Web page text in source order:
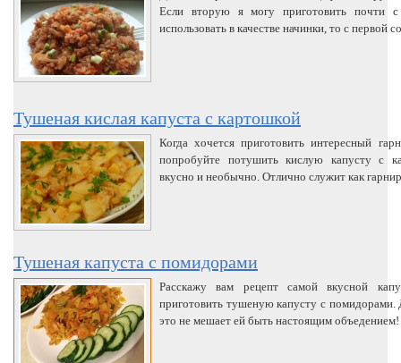
Если вторую я могу приготовить
использовать в качестве начинки, то с первой
Тушеная кислая капуста с картошкой
Когда хочется приготовить интересный
попробуйте потушить кислую капусту с
вкусно и необычно. Отлично служит как
Тушеная капуста с помидорами
Расскажу вам рецепт самой вкусной
приготовить тушеную капусту с помидорами.
это не мешает ей быть настоящим объедением!